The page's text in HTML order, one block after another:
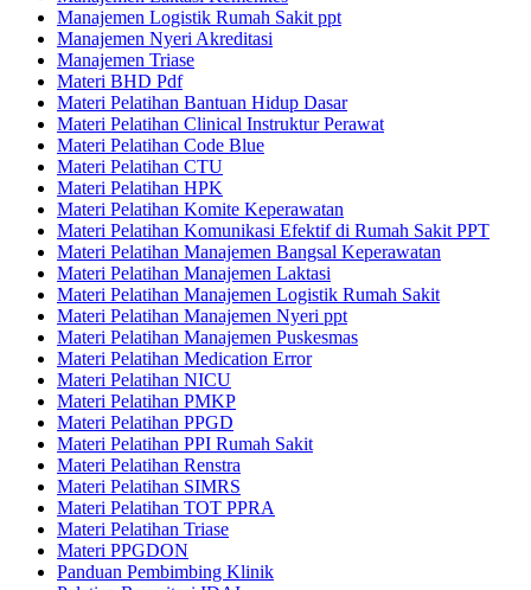
Manajemen Logistik Rumah Sakit ppt
Manajemen Nyeri Akreditasi
Manajemen Triase
Materi BHD Pdf
Materi Pelatihan Bantuan Hidup Dasar
Materi Pelatihan Clinical Instruktur Perawat
Materi Pelatihan Code Blue
Materi Pelatihan CTU
Materi Pelatihan HPK
Materi Pelatihan Komite Keperawatan
Materi Pelatihan Komunikasi Efektif di Rumah Sakit PPT
Materi Pelatihan Manajemen Bangsal Keperawatan
Materi Pelatihan Manajemen Laktasi
Materi Pelatihan Manajemen Logistik Rumah Sakit
Materi Pelatihan Manajemen Nyeri ppt
Materi Pelatihan Manajemen Puskesmas
Materi Pelatihan Medication Error
Materi Pelatihan NICU
Materi Pelatihan PMKP
Materi Pelatihan PPGD
Materi Pelatihan PPI Rumah Sakit
Materi Pelatihan Renstra
Materi Pelatihan SIMRS
Materi Pelatihan TOT PPRA
Materi Pelatihan Triase
Materi PPGDON
Panduan Pembimbing Klinik